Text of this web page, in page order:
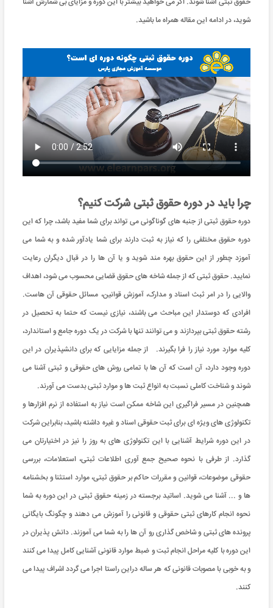
شوید، در ادامه این مقاله همراه ما باشید.
چرا باید در دوره حقوق ثبتی شرکت کنیم؟
دوره حقوق ثبتی از جنبه های گوناگونی می تواند برای شما مفید باشد، چرا که این
دوره حقوق مختلفی را که نیاز به ثبت دارند برای شما یادآور شده و به شما می
آموزد چطور از این حقوق بهره مند شوید و یا آن ها را در قبال دیگران رعایت
نمایید. حقوق ثبتی که از جمله شاخه های حقوق قضایی محسوب می شود، اهداف
والایی را در امر ثبث اسناد و مدارک، آموزش قوانین، مسائل حقوقی آن هاست.
افرادی که دوستدار این مباحث می باشند، نیازی نیست که حتما به تحصیل در
رشته حقوق ثبتی بپردازند و می توانند تنها با شرکت در یک دوره جامع و استاندارد،
کلیه موارد مورد نیاز را فرا بگیرند. از جمله مزایایی که برای دانشپذیران در این
دوره وجود دارد، آن است که آن ها با تمامی روش های حقوقی و ثبتی آشنا می
شوند و شناخت کاملی نسبت به انواع ثبت ها و موارد ثبتی بدست می آورند.
همچنین در مسیر فراگیری این شاخه ممکن است نیاز به استفاده از نرم افزارها و
تکنولوژی های ویژه ای برای ثبت حقوقی اسناد و غیره داشته باشید، بنابراین شرکت
در این دوره شرایط آشنایی با این تکنولوژی های به روز را نیز در اختیارتان می
گذارد. از طرفی با نحوه صحیح جمع آوری اطلاعات ثبتی، استعلامات، بررسی
حقوقی موضوعات، قوانین و مقررات حاکم بر حقوق ثبتی، موارد استثنا و بخشنامه
ها و ... آشنا می شوید. اساتید برجسته در زمینه حقوق ثبتی در این دوره به شما
نحوه انجام کارهای ثبتی حقوقی و قانونی را آموزش می دهند و چگونگ بایگانی
پرونده های ثبتی و شاخص گذاری رو آن ها را به شما می آموزند. دانش پذیران در
این دوره با کلیه مراحل انجام ثبت و ضبط موارد قانونی آشنایی کامل پیدا می کنند
و به خوبی با مصوبات قانونی که هر ساله دراین راستا اجرا می گردد اشراف پیدا می
کنند.